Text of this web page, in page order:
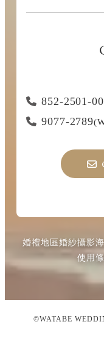
852-2501-
9077-2789
婚禮地區婚紗攝影
使用
©WATABE